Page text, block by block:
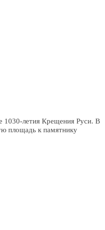
1030-летия Крещения Руси. В
площадь к памятнику